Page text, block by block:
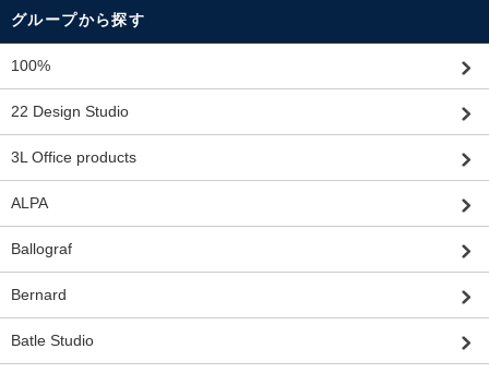
グループから探す
100%
22 Design Studio
3L Office products
ALPA
Ballograf
Bernard
Batle Studio